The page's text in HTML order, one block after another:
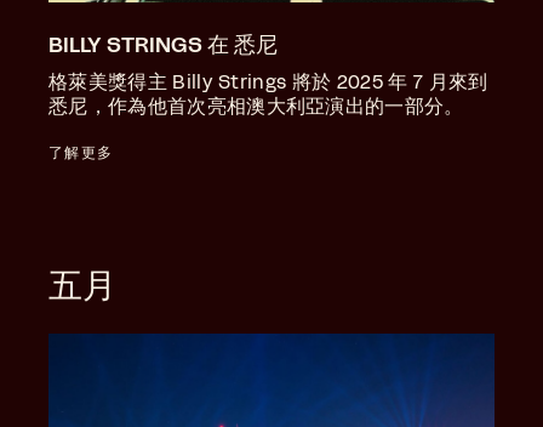
BILLY STRINGS 在 悉尼
格萊美獎得主 Billy Strings 將於 2025 年 7 月來到
悉尼，作為他首次亮相澳大利亞演出的一部分。
了解更多
五月